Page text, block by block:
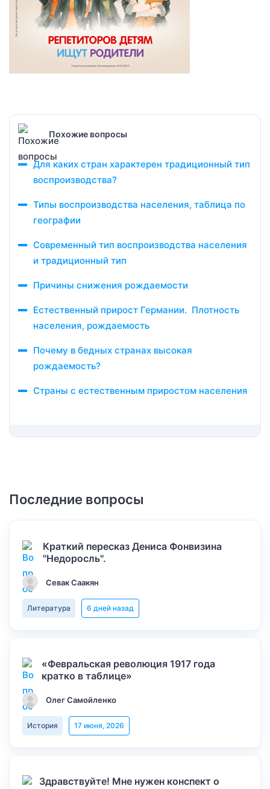
Похожие вопросы
Для каких стран характерен традиционный тип
воспроизводства?
Типы воспроизводства населения, таблица по
географии
Современный тип воспроизводства населения
и традиционный тип
Причины снижения рождаемости
Естественный прирост Германии. Плотность
населения, рождаемость
Почему в бедных странах высокая
рождаемость?
Страны с естественным приростом населения
Последние вопросы
Краткий пересказ Дениса Фонвизина
"Недоросль".
Севак Саакян
Литература 6 дней назад
«Февральская революция 1917 года
кратко в таблице»
Олег Самойленко
История 17 июня, 2026
Здравствуйте! Мне нужен конспект о